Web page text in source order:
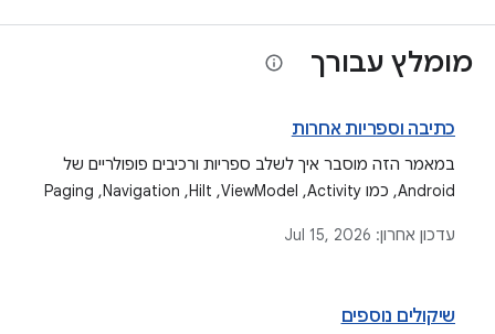
מומלץ עבורך
כתיבה וספריות אחרות
במאמר הזה מוסבר איך לשלב ספריות ורכיבים פופולריים של
Android, כמו Activity,‏ ViewModel,‏ Hilt,‏ Navigation,‏ Paging
עדכון אחרון: Jul 15, 2026
שיקולים נוספים